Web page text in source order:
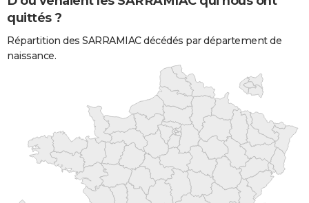
quittés ?
Répartition des SARRAMIAC décédés par département de
naissance.